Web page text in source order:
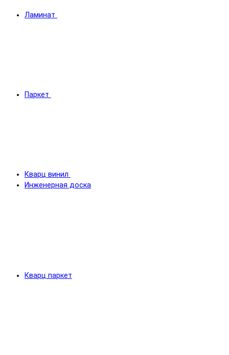
Ламинат
Паркет
Кварц винил
Инженерная доска
Кварц паркет